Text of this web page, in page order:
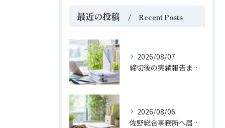
最近の投稿 Recent Posts
2026/08/07
締切後の実績報告まで申請業務をトータルサポート
2026/08/06
佐野総合事務所へ届く手続き相談の疑問と安心